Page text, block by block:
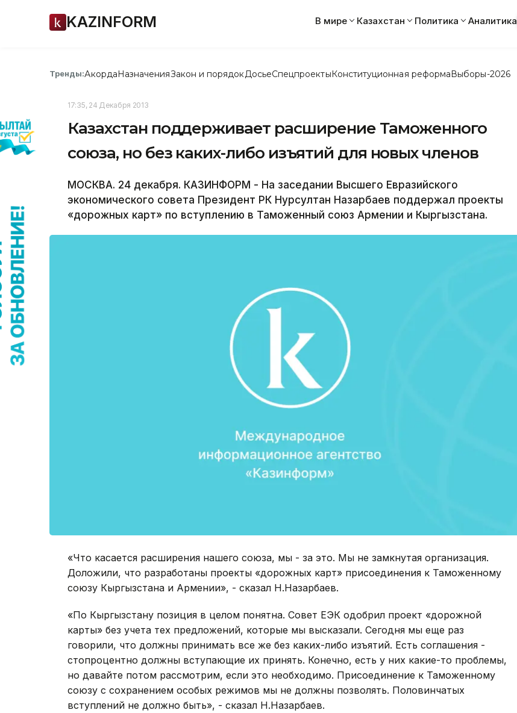
KAZINFORM В мире Казахстан Политика Аналитика
Тренды:АкордаНазначенияЗакон и порядок ДосьеСпецпроектыКонституционная реформаВыборы-2026
17:35, 24 Декабря 2013
Казахстан поддерживает расширение Таможенного
союза, но без каких-либо изъятий для новых членов
МОСКВА. 24 декабря. КАЗИНФОРМ - На заседании Высшего Евразийского
экономического совета Президент РК Нурсултан Назарбаев поддержал проекты
«дорожных карт» по вступлению в Таможенный союз Армении и Кыргызстана.
«Что касается расширения нашего союза, мы - за это. Мы не замкнутая организация.
Доложили, что разработаны проекты «дорожных карт» присоединения к Таможенному
союзу Кыргызстана и Армении», - сказал Н.Назарбаев.
«По Кыргызстану позиция в целом понятна. Совет ЕЭК одобрил проект «дорожной
карты» без учета тех предложений, которые мы высказали. Сегодня мы еще раз
говорили, что должны принимать все же без каких-либо изъятий. Есть соглашения -
стопроцентно должны вступающие их принять. Конечно, есть у них какие-то проблемы,
но давайте потом рассмотрим, если это необходимо. Присоединение к Таможенному
союзу с сохранением особых режимов мы не должны позволять. Половинчатых
вступлений не должно быть», - сказал Н.Назарбаев.